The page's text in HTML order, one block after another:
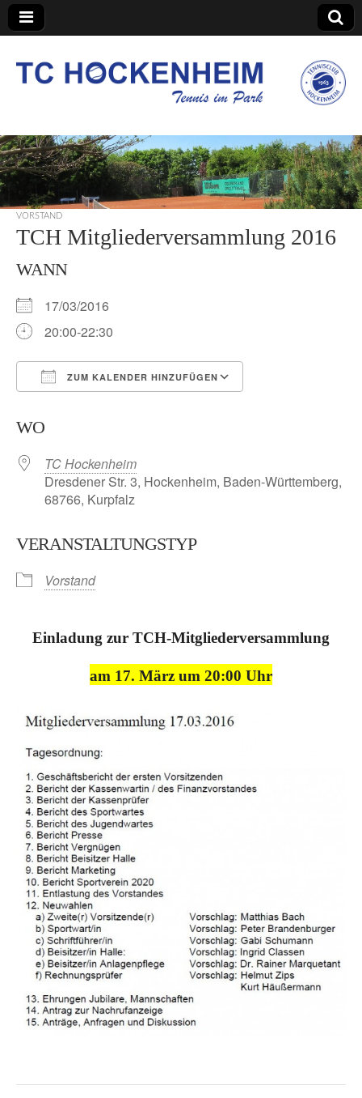
TC Hockenheim
VORSTAND
TCH Mitgliederversammlung 2016
WANN
17/03/2016
20:00-22:30
ZUM KALENDER HINZUFÜGEN
WO
TC Hockenheim
Dresdener Str. 3, Hockenheim, Baden-Württemberg,
68766, Kurpfalz
VERANSTALTUNGSTYP
Vorstand
Einladung zur TCH-Mitgliederversammlung
am 17. März um 20:00 Uhr